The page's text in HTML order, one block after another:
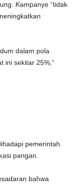
Kampanye “tidak
dalam pola
ini sekitar 25%,”
pemerintah
pangan.
bahwa